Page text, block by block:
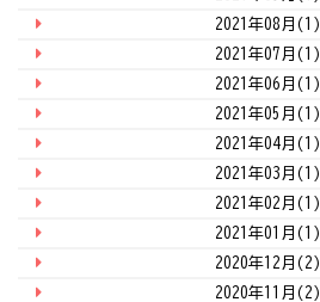
2021年08月(1)
2021年07月(1)
2021年06月(1)
2021年05月(1)
2021年04月(1)
2021年03月(1)
2021年02月(1)
2021年01月(1)
2020年12月(2)
2020年11月(2)